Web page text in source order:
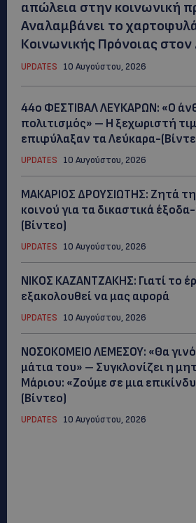
απώλεια στην κοινωνική
Αναλαμβάνει το
Κοινωνικής Πρόνοιας
UPDATES 10 Αυγούστου, 2026
44ο ΦΕΣΤΙΒΑΛ ΛΕΥΚΑΡΩΝ: «Ο
πολιτισμός» – Η ξεχωριστή
επιφύλαξαν τα Λεύκαρα-
UPDATES 10 Αυγούστου, 2026
ΜΑΚΑΡΙΟΣ ΔΡΟΥΣΙΩΤΗΣ: Ζητά
κοινού για τα δικαστικά έξοδα-
(Βίντεο)
UPDATES 10 Αυγούστου, 2026
ΝΙΚΟΣ ΚΑΖΑΝΤΖΑΚΗΣ: Γιατί το
εξακολουθεί να μας αφορά
UPDATES 10 Αυγούστου, 2026
ΝΟΣΟΚΟΜΕΙΟ ΛΕΜΕΣΟΥ: «Θα
μάτια του» – Συγκλονίζει η
Μάριου: «Ζούμε σε μια
(Βίντεο)
UPDATES 10 Αυγούστου, 2026